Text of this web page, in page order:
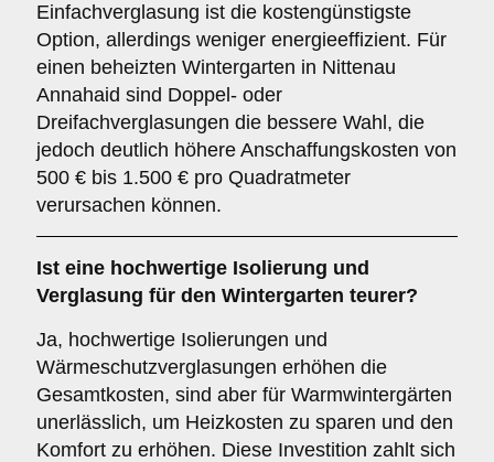
Einfachverglasung ist die kostengünstigste
Option, allerdings weniger energieeffizient. Für
einen beheizten Wintergarten in Nittenau
Annahaid sind Doppel- oder
Dreifachverglasungen die bessere Wahl, die
jedoch deutlich höhere Anschaffungskosten von
500 € bis 1.500 € pro Quadratmeter
verursachen können.
Ist eine hochwertige Isolierung und
Verglasung für den Wintergarten teurer?
Ja, hochwertige Isolierungen und
Wärmeschutzverglasungen erhöhen die
Gesamtkosten, sind aber für Warmwintergärten
unerlässlich, um Heizkosten zu sparen und den
Komfort zu erhöhen. Diese Investition zahlt sich